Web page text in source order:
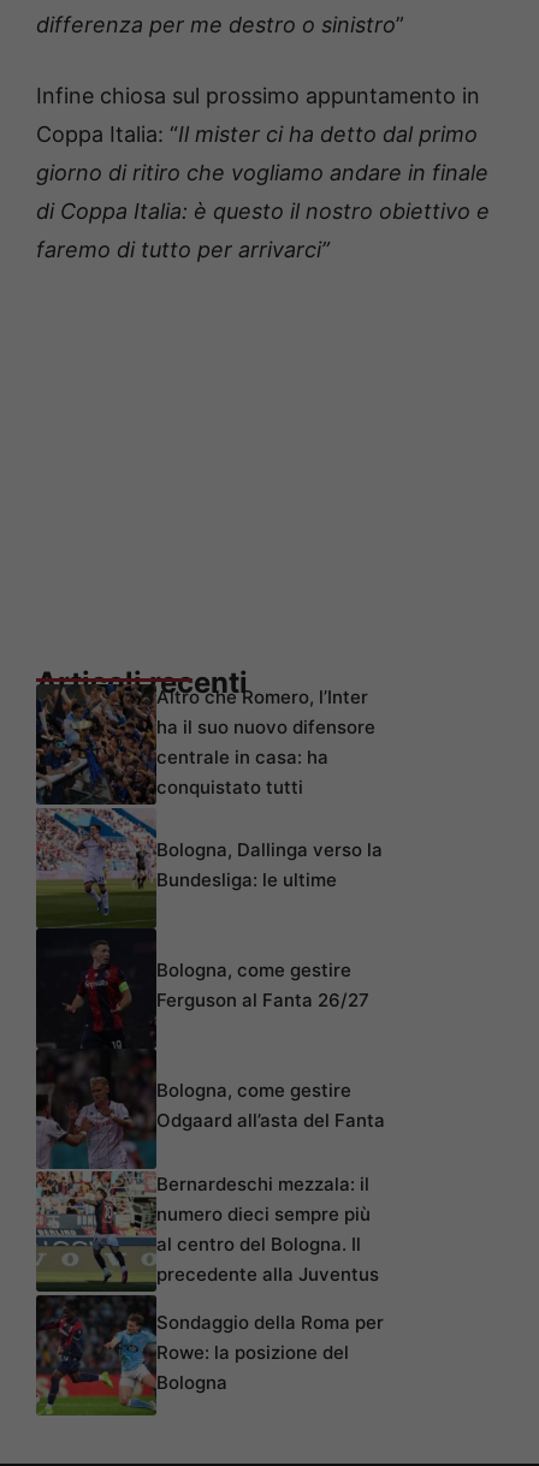
differenza per me destro o sinistro”
Infine chiosa sul prossimo appuntamento in
Coppa Italia: “Il mister ci ha detto dal primo
giorno di ritiro che vogliamo andare in finale
di Coppa Italia: è questo il nostro obiettivo e
faremo di tutto per arrivarci”
Articoli recentiAltro che Romero, l’Inter
ha il suo nuovo difensore
centrale in casa: ha
conquistato tutti
Bologna, Dallinga verso la
Bundesliga: le ultime
Bologna, come gestire
Ferguson al Fanta 26/27
Bologna, come gestire
Odgaard all’asta del Fanta
Bernardeschi mezzala: il
numero dieci sempre più
al centro del Bologna. Il
precedente alla Juventus
Sondaggio della Roma per
Rowe: la posizione del
Bologna